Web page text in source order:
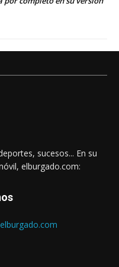
sucesos... En su
elburgado.com: